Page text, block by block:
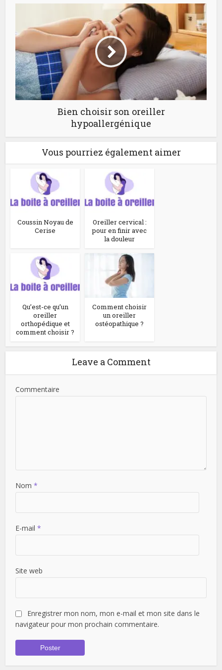
Bien choisir son oreiller
hypoallergénique
Vous pourriez également aimer
Coussin Noyau de
Cerise
Oreiller cervical :
pour en finir avec
la douleur
Qu’est-ce qu’un
oreiller
orthopédique et
comment choisir ?
Comment choisir
un oreiller
ostéopathique ?
Leave a Comment
Commentaire
Nom*
E-mail*
Site web
Enregistrer mon nom, mon e-mail et mon site dans le
navigateur pour mon prochain commentaire.